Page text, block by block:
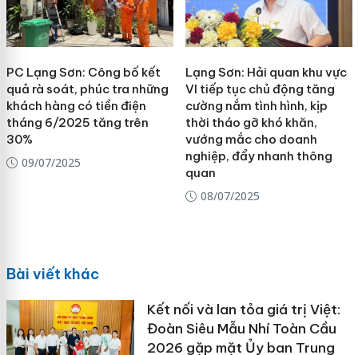
PC Lạng Sơn: Công bố kết
quả rà soát, phúc tra những
khách hàng có tiền điện
tháng 6/2025 tăng trên
30%
09/07/2025
Lạng Sơn: Hải quan khu vực
VI tiếp tục chủ động tăng
cường nắm tình hình, kịp
thời tháo gỡ khó khăn,
vướng mắc cho doanh
nghiệp, đẩy nhanh thông
quan
08/07/2025
Bài viết khác
Kết nối và lan tỏa giá trị Việt:
Đoàn Siêu Mẫu Nhí Toàn Cầu
2026 gặp mặt Ủy ban Trung